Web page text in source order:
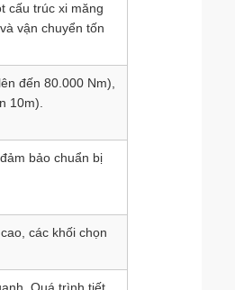
cấu trúc xi măng
vận chuyển tốn
đến 80.000 Nm),
10m).
bảo chuẩn bị
các khối chọn